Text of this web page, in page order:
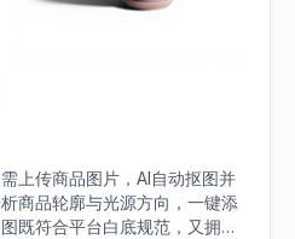
上传商品图片，AI自动抠图并
商品轮廓与光源方向，一键添
既符合平台白底规范，又拥有